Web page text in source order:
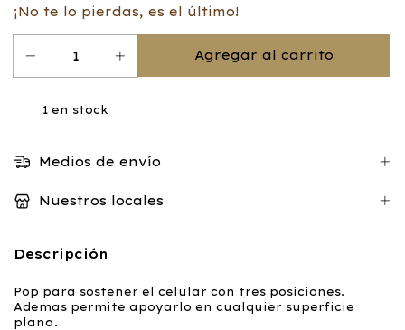
¡No te lo pierdas, es el último!
1 en stock
Medios de envío
Nuestros locales
Descripción
Pop para sostener el celular con tres posiciones.
Ademas permite apoyarlo en cualquier superficie
plana.